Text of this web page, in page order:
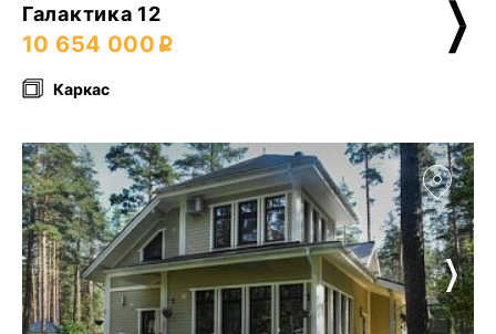
Галактика 12
10 654 000
Каркас